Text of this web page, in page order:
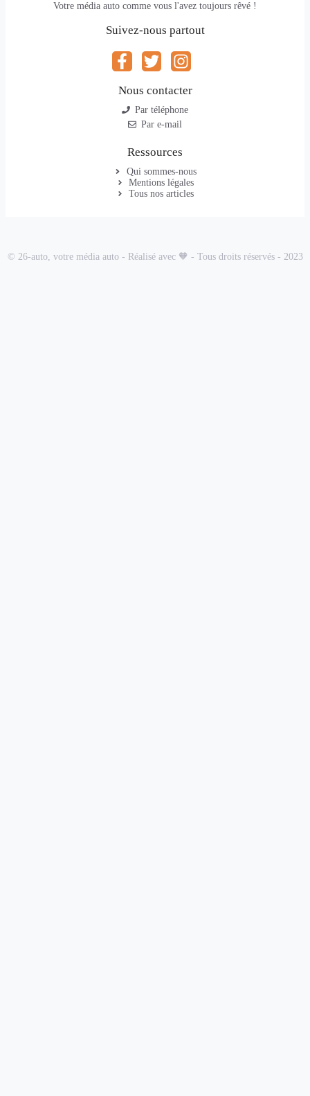
Votre média auto comme vous l'avez toujours rêvé !
Suivez-nous partout
Nous contacter
Par téléphone
Par e-mail
Ressources
Qui sommes-nous
Mentions légales
Tous nos articles
© 26-auto, votre média auto - Réalisé avec 🧡 - Tous droits réservés - 2023